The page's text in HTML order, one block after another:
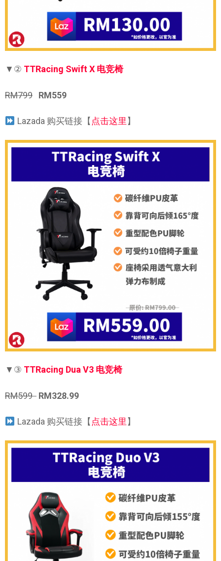
▼② TTRacing Swift X 电竞椅
RM799 RM559
Lazada 购买链接【 点击这里 】
▼③ TTRacing Dua V3 电竞椅
RM599 RM328.99
Lazada 购买链接【 点击这里 】